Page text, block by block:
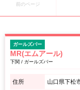
前のページ
ガールズバー
MR(エムアール)
下関 / ガールズバー
住所 山口県下松